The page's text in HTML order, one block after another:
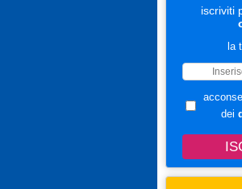
iscriviti
la
dei